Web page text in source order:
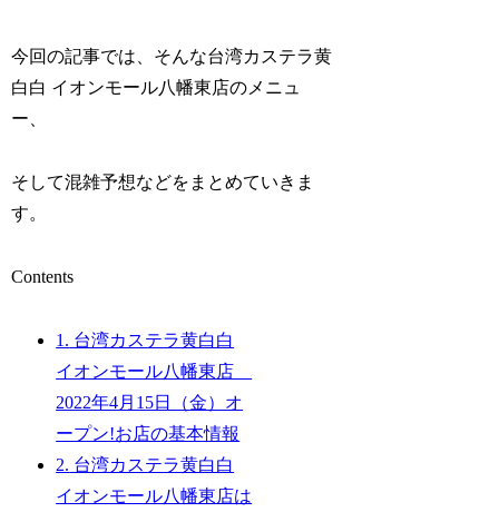
今回の記事では、そんな台湾カステラ黄
白白 イオンモール八幡東店のメニュ
ー、
そして混雑予想などをまとめていきま
す。
Contents
1. 台湾カステラ黄白白
イオンモール八幡東店
2022年4月15日（金）オ
ープン!お店の基本情報
2. 台湾カステラ黄白白
イオンモール八幡東店は